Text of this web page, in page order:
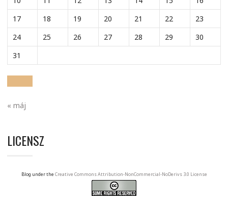
17
18 19 20 21 22
23
24
25 26 27 28 29
30
31
« máj
LICENSZ
Blog under the Creative Commons Attribution-NonCommercial-NoDerivs 3.0 License